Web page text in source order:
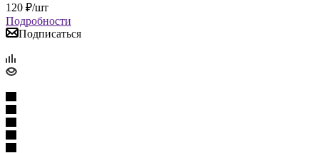
120 ₽/шт
Подробности
Подписаться